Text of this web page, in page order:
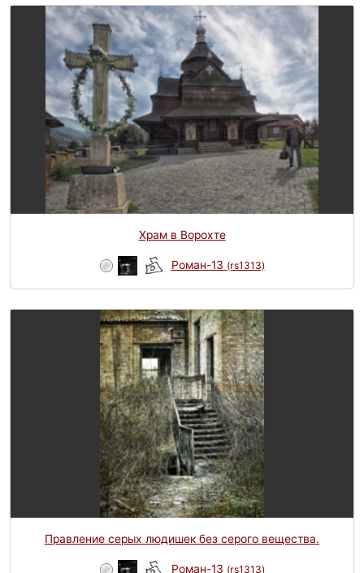
Храм в Ворохте
Роман-13 (rs1313)
Правление серых людишек без серого вещества.
Роман-13 (rs1313)